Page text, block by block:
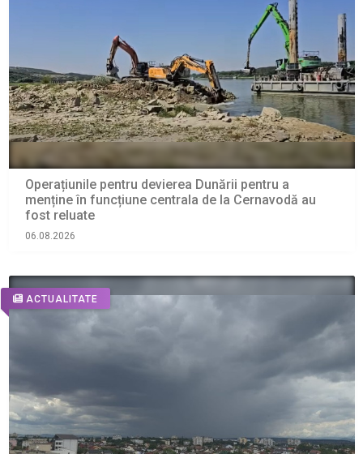
Operațiunile pentru devierea Dunării pentru a
menține în funcțiune centrala de la Cernavodă au
fost reluate
06.08.2026
ACTUALITATE